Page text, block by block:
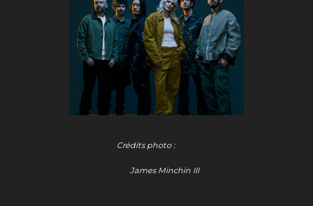
Crédits photo :
James Minchin III